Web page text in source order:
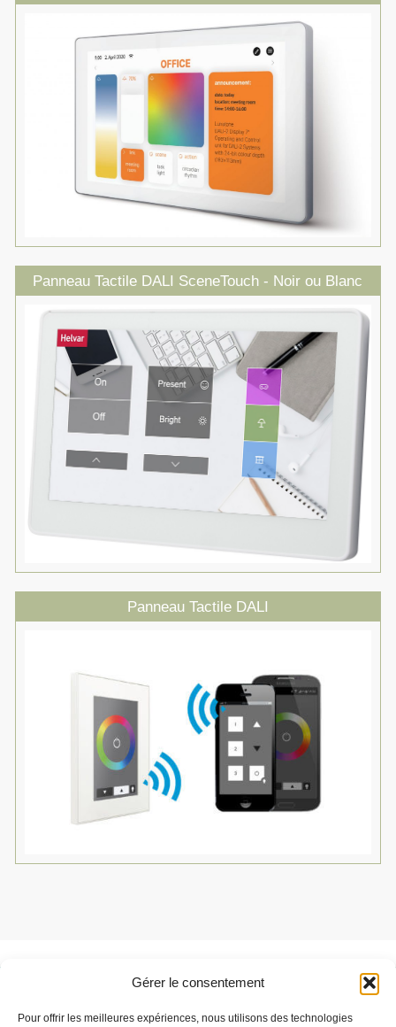
Gérer le consentement
Pour offrir les meilleures expériences, nous utilisons des technologies
Panneau Tactile DALI SceneTouch - Noir ou Blanc
Panneau Tactile DALI